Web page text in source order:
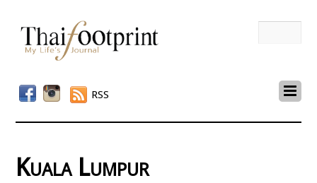
RSS
Kuala Lumpur